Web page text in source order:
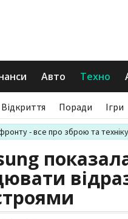
Авто Техно
Відкриття Поради Ігри
- все про зброю та техніку